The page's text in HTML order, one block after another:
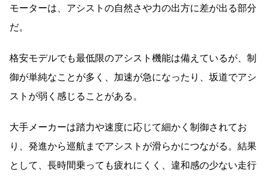
モーターは、アシストの自然さや力の出方に差が出る部分
だ。
格安モデルでも最低限のアシスト機能は備えているが、制
御が単純なことが多く、加速が急になったり、坂道でアシ
ストが弱く感じることがある。
大手メーカーは踏力や速度に応じて細かく制御されてお
り、発進から巡航までアシストが滑らかにつながる。結果
として、長時間乗っても疲れにくく、違和感の少ない走行